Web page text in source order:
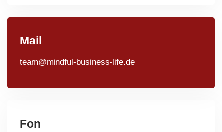
Mail
team@mindful-business-life.de
Fon